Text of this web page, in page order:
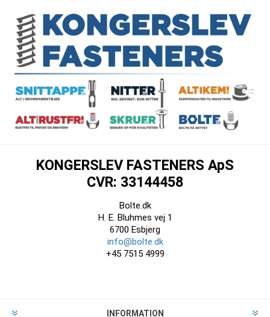
KONGERSLEV FASTENERS ApS
CVR: 33144458
Bolte.dk
H. E. Bluhmes vej 1
6700 Esbjerg
info@bolte.dk
+45 7515 4999
INFORMATION